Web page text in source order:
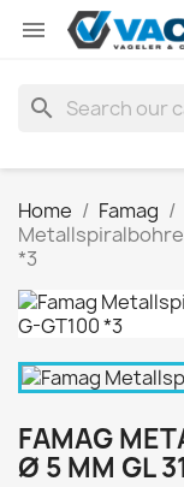

search
Home Famag
*3
FAMAG
Ø 5 MM GL